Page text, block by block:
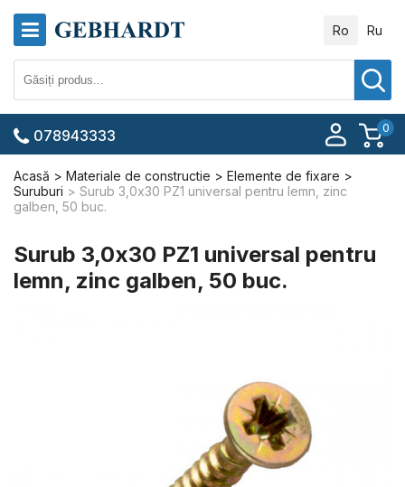
Ro Ru
0
078943333
Acasă Materiale de constructie
Elemente de fixare
Suruburi
Surub 3,0x30 PZ1 universal pentru lemn, zinc
galben, 50 buc.
Surub 3,0x30 PZ1 universal pentru
lemn, zinc galben, 50 buc.